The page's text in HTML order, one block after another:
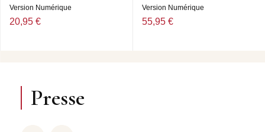
Version Numérique
20,95 €
Version Numérique
55,95 €
Presse